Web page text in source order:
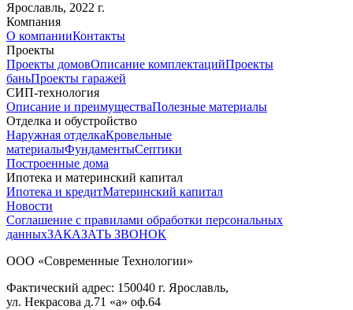
Ярославль, 2022 г.
Компания
О компанииКонтакты
Проекты
Проекты домовОписание комплектацийПроекты
баньПроекты гаражей
СИП-технология
Описание и преимуществаПолезные материалы
Отделка и обустройство
Наружная отделкаКровельные
материалыФундаментыСептики
Построенные дома
Ипотека и материнский капитал
Ипотека и кредитМатеринский капитал
Новости
Соглашение с правилами обработки персональных
данныхЗАКАЗАТЬ ЗВОНОК
ООО «Современные Технологии»
Фактический адрес: 150040 г. Ярославль,
ул. Некрасова д.71 «а» оф.64